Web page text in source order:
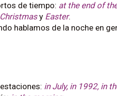
de tiempo: at the end of
Christmasy Easter.
hablamos de la noche en
in July, in 1992, in